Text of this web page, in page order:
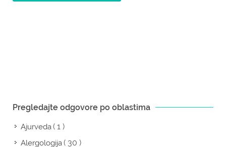
Pregledajte odgovore po oblastima
Ajurveda( 1 )
Alergologija( 30 )